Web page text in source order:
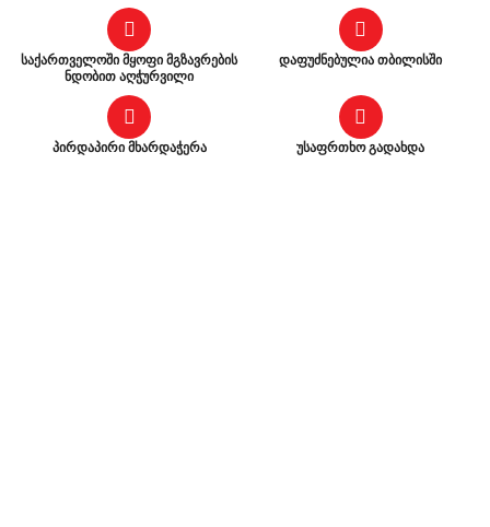
საქართველოში მყოფი მგზავრების
ნდობით აღჭურვილი
დაფუძნებულია თბილისში
პირდაპირი მხარდაჭერა უსაფრთხო გადახდა